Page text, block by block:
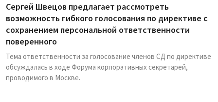
Сергей Швецов предлагает рассмотреть
возможность гибкого голосования по директиве с
сохранением персональной ответственности
поверенного
Тема ответственности за голосование членов СД по директиве
обсуждалась в ходе Форума корпоративных секретарей,
проводимого в Москве.